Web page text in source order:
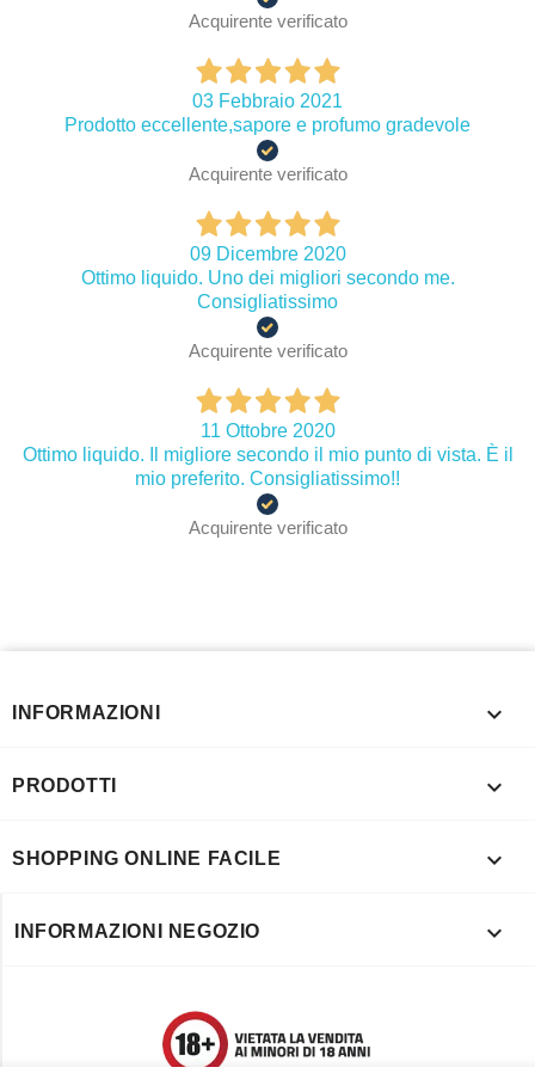
Acquirente verificato
03 Febbraio 2021
Prodotto eccellente,sapore e profumo gradevole
Acquirente verificato
09 Dicembre 2020
Ottimo liquido. Uno dei migliori secondo me.
Consigliatissimo
Acquirente verificato
11 Ottobre 2020
Ottimo liquido. Il migliore secondo il mio punto di vista. È il
mio preferito. Consigliatissimo!!
Acquirente verificato
INFORMAZIONI 
PRODOTTI 
SHOPPING ONLINE FACILE 
INFORMAZIONI NEGOZIO 